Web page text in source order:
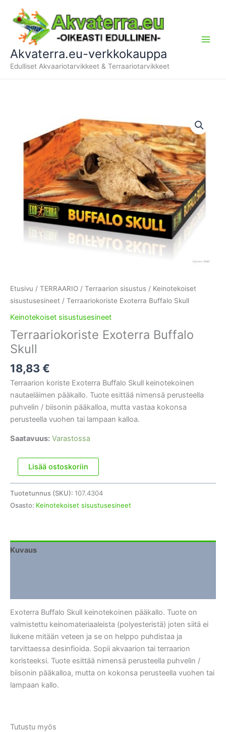
sisältöön
Akvaterra.eu-verkkokauppa
Edulliset Akvaariotarvikkeet & Terraariotarvikkeet
Etusivu / TERRAARIO / Terraarion sisustus / Keinotekoiset
sisustusesineet / Terraariokoriste Exoterra Buffalo Skull
Keinotekoiset sisustusesineet
Terraariokoriste Exoterra Buffalo
Skull
18,83€
Terraarion koriste Exoterra Buffalo Skull keinotekoinen
nautaeläimen pääkallo. Tuote esittää nimensä perusteella
puhvelin / biisonin pääkalloa, mutta vastaa kokonsa
perusteella vuohen tai lampaan kalloa.
Saatavuus: Varastossa
Terraariokoriste
Exoterra
Lisää ostoskoriin
Tuotetunnus (SKU): 107.4304
Osasto: Keinotekoiset sisustusesineet
Kuvaus
Exoterra Buffalo Skull keinotekoinen pääkallo. Tuote on
valmistettu keinomateriaaleista (polyesteristä) joten siitä ei
liukene mitään veteen ja se on helppo puhdistaa ja
tarvittaessa desinfioida. Sopii akvaarion tai terraarion
koristeeksi. Tuote esittää nimensä perusteella puhvelin /
biisonin pääkalloa, mutta on kokonsa perusteella vuohen tai
lampaan kallo.
Tutustu myös